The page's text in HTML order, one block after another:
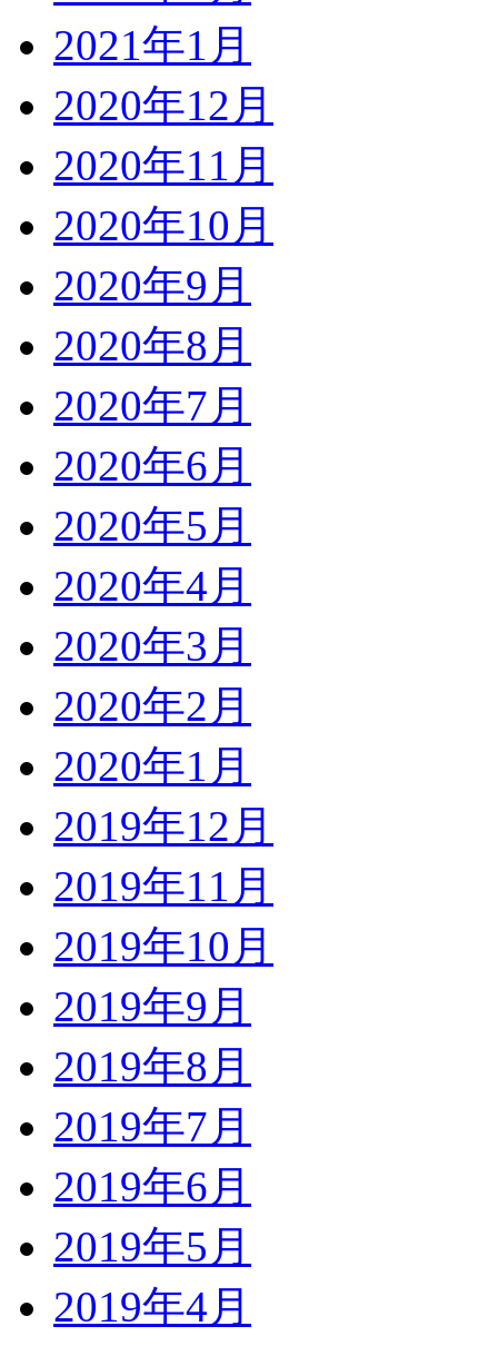
2021年1月
2020年12月
2020年11月
2020年10月
2020年9月
2020年8月
2020年7月
2020年6月
2020年5月
2020年4月
2020年3月
2020年2月
2020年1月
2019年12月
2019年11月
2019年10月
2019年9月
2019年8月
2019年7月
2019年6月
2019年5月
2019年4月